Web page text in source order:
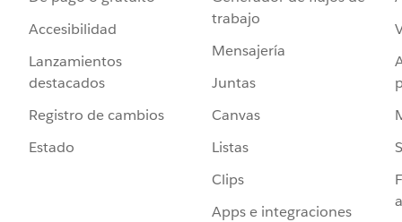
Accesibilidad
Lanzamientos
destacados
Registro de cambios
Estado
trabajo
Mensajería
Juntas
Canvas
Listas
Clips
Apps e integraciones